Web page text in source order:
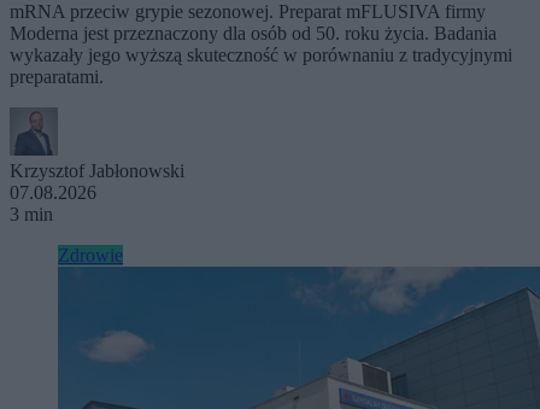
mRNA przeciw grypie sezonowej. Preparat mFLUSIVA firmy
Moderna jest przeznaczony dla osób od 50. roku życia. Badania
wykazały jego wyższą skuteczność w porównaniu z tradycyjnymi
preparatami.
Krzysztof Jabłonowski
07.08.2026
3 min
Zdrowie